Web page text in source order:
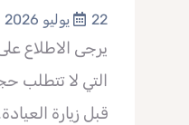
22 يوليو 2026
يرجى الاطلاع
التي لا تتطلب
قبل زيارة